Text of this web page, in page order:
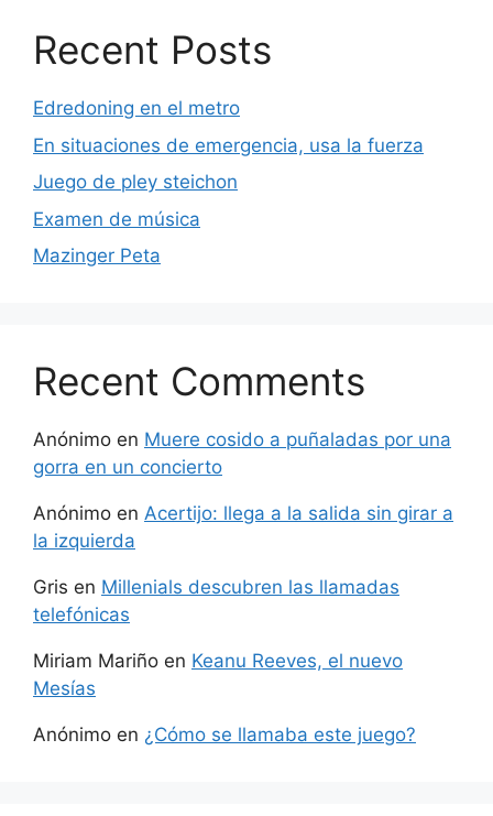
Recent Posts
Edredoning en el metro
En situaciones de emergencia, usa la fuerza
Juego de pley steichon
Examen de música
Mazinger Peta
Recent Comments
Anónimo en Muere cosido a puñaladas por una
gorra en un concierto
Anónimo en Acertijo: llega a la salida sin girar a
la izquierda
Gris en Millenials descubren las llamadas
telefónicas
Miriam Mariño en Keanu Reeves, el nuevo
Mesías
Anónimo en ¿Cómo se llamaba este juego?